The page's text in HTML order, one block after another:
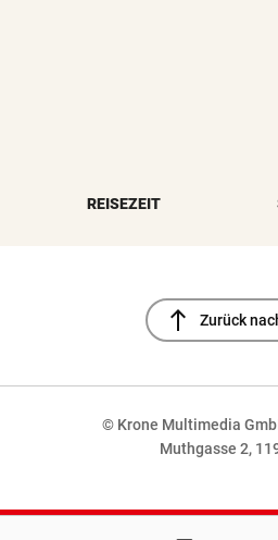
REISEZEIT
north Zurück
© Krone Multimedia
Muthgasse 2,
NaN%